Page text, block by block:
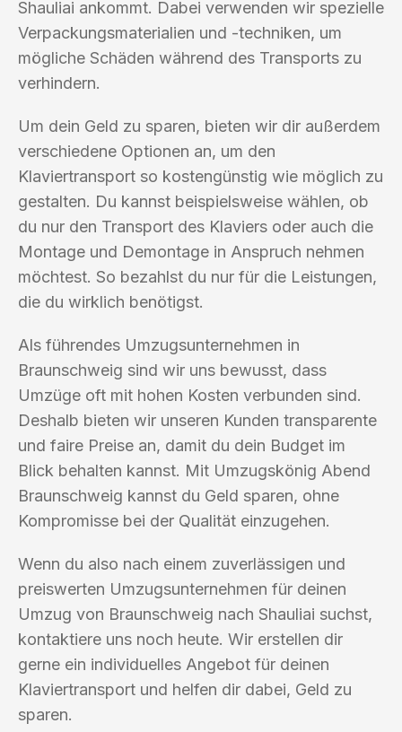
Shauliai ankommt. Dabei verwenden wir spezielle
Verpackungsmaterialien und -techniken, um
mögliche Schäden während des Transports zu
verhindern.
Um dein Geld zu sparen, bieten wir dir außerdem
verschiedene Optionen an, um den
Klaviertransport so kostengünstig wie möglich zu
gestalten. Du kannst beispielsweise wählen, ob
du nur den Transport des Klaviers oder auch die
Montage und Demontage in Anspruch nehmen
möchtest. So bezahlst du nur für die Leistungen,
die du wirklich benötigst.
Als führendes Umzugsunternehmen in
Braunschweig sind wir uns bewusst, dass
Umzüge oft mit hohen Kosten verbunden sind.
Deshalb bieten wir unseren Kunden transparente
und faire Preise an, damit du dein Budget im
Blick behalten kannst. Mit Umzugskönig Abend
Braunschweig kannst du Geld sparen, ohne
Kompromisse bei der Qualität einzugehen.
Wenn du also nach einem zuverlässigen und
preiswerten Umzugsunternehmen für deinen
Umzug von Braunschweig nach Shauliai suchst,
kontaktiere uns noch heute. Wir erstellen dir
gerne ein individuelles Angebot für deinen
Klaviertransport und helfen dir dabei, Geld zu
sparen.